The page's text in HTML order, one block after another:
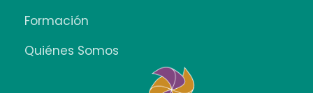
Formación
Quiénes Somos